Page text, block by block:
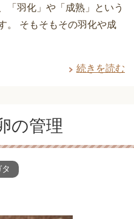
「羽化」や「成熟」という
。 そもそもその羽化や成
続きを読む
の管理